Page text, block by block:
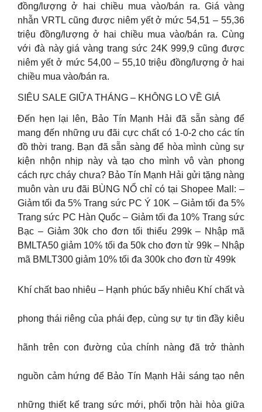
đồng/lượng ở hai chiều mua vào/bán ra. Giá vàng
nhẫn VRTL cũng được niêm yết ở mức 54,51 – 55,36
triệu đồng/lượng ở hai chiều mua vào/bán ra. Cùng
với đà này giá vàng trang sức 24K 999,9 cũng được
niêm yết ở mức 54,00 – 55,10 triệu đồng/lượng ở hai
chiều mua vào/bán ra.
SIÊU SALE GIỮA THÁNG – KHÔNG LO VỀ GIÁ
Đến hẹn lại lên, Bảo Tín Mạnh Hải đã sẵn sàng để
mang đến những ưu đãi cực chất có 1-0-2 cho các tín
đồ thời trang. Bạn đã sẵn sàng để hòa mình cùng sự
kiện nhộn nhịp này và tạo cho mình vô vàn phong
cách rực cháy chưa? Bảo Tín Mạnh Hải gửi tặng nàng
muôn vàn ưu đãi BÙNG NỔ chỉ có tại Shopee Mall: –
Giảm tối đa 5% Trang sức PC Ý 10K – Giảm tối đa 5%
Trang sức PC Hàn Quốc – Giảm tối đa 10% Trang sức
Bạc – Giảm 30k cho đơn tối thiểu 299k – Nhập mã
BMLTA50 giảm 10% tối đa 50k cho đơn từ 99k – Nhập
mã BMLT300 giảm 10% tối đa 300k cho đơn từ 499k
Khí chất bao nhiêu – Hạnh phúc bấy nhiêu Khí chất và
phong thái riêng của phái đẹp, cùng sự tự tin đầy kiêu
hãnh trên con đường của chính nàng đã trở thành
nguồn cảm hứng để Bảo Tín Mạnh Hải sáng tạo nên
những thiết kế trang sức mới, phối trộn hài hòa giữa